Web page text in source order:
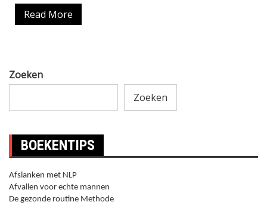
Read More
Zoeken
Zoeken
BOEKENTIPS
Afslanken met NLP
Afvallen voor echte mannen
De gezonde routine Methode